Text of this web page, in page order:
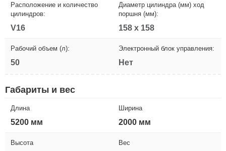
Расположение и количество
цилиндров:
V16
Диаметр цилиндра (мм) ход
поршня (мм):
158 х 158
Рабочий объем (л):
50
Электронный блок управления:
Нет
Габариты и вес
Длина
5200 мм
Ширина
2000 мм
Высота Вес